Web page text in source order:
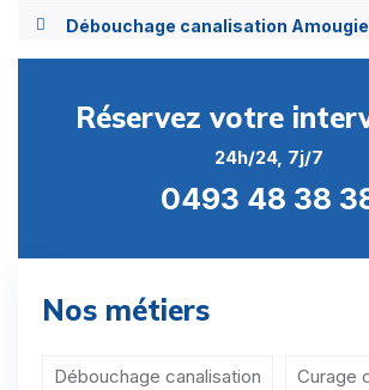
Débouchage canalisation
Débouchage canalisation Bailleul
Débouchage canalisation Barry
Débouchage canalisation Beclers
Débouchage canalisation Blandain
Réservez votre
24h/24, 7j/7
0493 48 38
Nos métiers
Débouchage canalisation Curage